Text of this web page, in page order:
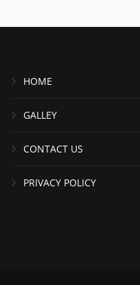
HOME
GALLEY
CONTACT US
PRIVACY POLICY